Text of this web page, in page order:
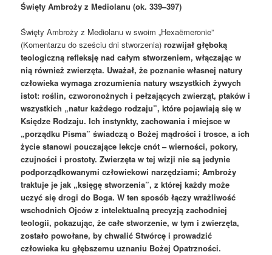
Święty Ambroży z Mediolanu (ok. 339–397)
Święty Ambroży z Mediolanu w swoim „Hexaëmeronie”
(Komentarzu do sześciu dni stworzenia)rozwijał głęboką
teologiczną refleksję nad całym stworzeniem, włączając w
nią również zwierzęta. Uważał, że poznanie własnej natury
człowieka wymaga zrozumienia natury wszystkich żywych
istot: roślin, czworonożnych i pełzających zwierząt, ptaków i
wszystkich „natur każdego rodzaju”, które pojawiają się w
Księdze Rodzaju. Ich instynkty, zachowania i miejsce w
„porządku Pisma” świadczą o Bożej mądrości i trosce, a ich
życie stanowi pouczające lekcje cnót – wierności, pokory,
czujności i prostoty. Zwierzęta w tej wizji nie są jedynie
podporządkowanymi człowiekowi narzędziami; Ambroży
traktuje je jak „księgę stworzenia”, z której każdy może
uczyć się drogi do Boga. W ten sposób łączy wrażliwość
wschodnich Ojców z intelektualną precyzją zachodniej
teologii, pokazując, że całe stworzenie, w tym i zwierzęta,
zostało powołane, by chwalić Stwórcę i prowadzić
człowieka ku głębszemu uznaniu Bożej Opatrzności.